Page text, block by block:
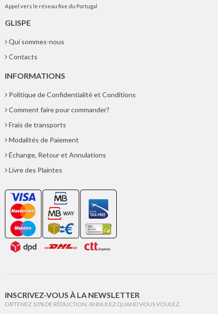
Appel vers le réseau fixe du Portugal
GLISPE
Qui sommes-nous
Contacts
INFORMATIONS
Politique de Confidentialité et Conditions
Comment faire pour commander?
Frais de transports
Modalités de Paiement
Échange, Retour et Annulations
Livre des Plaintes
INSCRIVEZ-VOUS À LA NEWSLETTER
OBTENEZ 10% DE RÉDUCTION. ANNULEZ QUAND VOUS VOULEZ.